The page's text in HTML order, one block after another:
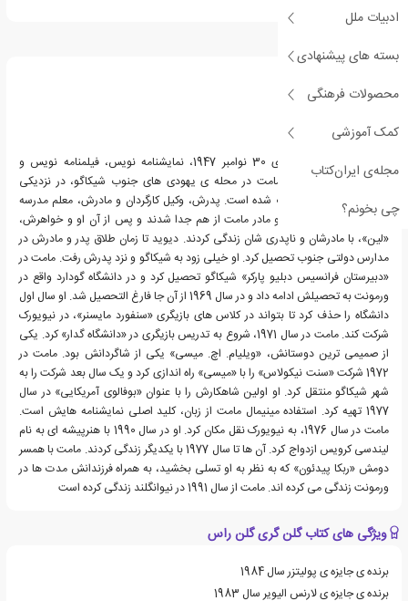
ادبیات ملل
بسته های پیشنهادی
محصولات فرهنگی
کمک آموزشی
مجله‌ی ایران‌کتاب
چی بخونم؟
درباره دیوید مامت
دیوید آلن مامت، زاده ی 30 نوامبر 1947، نمایشنامه نویس، فیلمنامه نویس و
کارگردان آمریکایی است.مامت در محله ی یهودی های جنوب شیکاگو، در نزدیکی
دریاچه ی میشیگان، بزرگ شده است. پدرش، وکیل کارگردان و مادرش، معلم مدرسه
بود. در سال 1958، پدر و مادر مامت از هم جدا شدند و پس از آن او و خواهرش،
«لین»، با مادرشان و ناپدری شان زندگی کردند. دیوید تا زمان طلاق پدر و مادرش در
مدارس دولتی جنوب تحصیل کرد. او خیلی زود به شیکاگو و نزد پدرش رفت. مامت در
«دبیرستان فرانسیس دبلیو پارکر» شیکاگو تحصیل کرد و در دانشگاه گودارد واقع در
ورمونت به تحصیلش ادامه داد و در سال 1969 از آن جا فارغ التحصیل شد. او سال اول
دانشگاه را حذف کرد تا بتواند در کلاس های بازیگری «سنفورد مایسنر»، در نیویورک
شرکت کند. مامت در سال 1971، شروع به تدریس بازیگری در «دانشگاه گدار» کرد. یکی
از صمیمی ترین دوستانش، «ویلیام. اچ. میسی» یکی از شاگردانش بود. مامت در
1972 شرکت «سنت نیکولاس» را با «میسی» راه اندازی کرد و یک سال بعد شرکت را به
شهر شیکاگو منتقل کرد. او اولین شاهکارش را با عنوان «بوفالوی آمریکایی» در سال
1977 تهیه کرد. استفاده مینیمال مامت از زبان، کلید اصلی نمایشنامه هایش است.
مامت در سال 1976، به نیویورک نقل مکان کرد. او در سال 1990 با هنرپیشه ای به نام
لیندسی کرویس ازدواج کرد. آن ها تا سال 1977 با یکدیگر زندگی کردند. مامت با همسر
دومش «ربکا پیدئون» که به نظر به او تسلی بخشید، به همراه فرزندانش مدت ها در
ورمونت زندگی می کرده اند. مامت از سال 1991 در نیوانگلند زندگی کرده است
ویژگی های کتاب گلن گری گلن راس
برنده ی جایزه ی پولیتزر سال 1984
برنده ی جایزه ی لارنس الیویر سال 1983